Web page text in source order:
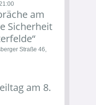
am
Sicherheit
Straße 46,
am 8.